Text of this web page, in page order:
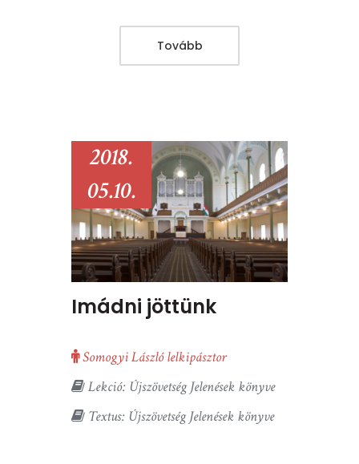
Tovább
Imádni jöttünk
2018.
05.10.
Somogyi László lelkipásztor
Lekció: Újszövetség Jelenések könyve
Textus: Újszövetség Jelenések könyve